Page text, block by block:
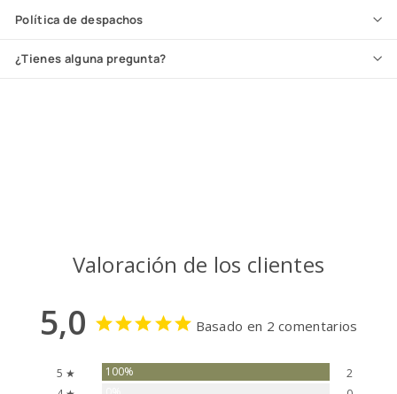
Política de despachos
¿Tienes alguna pregunta?
Valoración de los clientes
5,0 Basado en 2 comentarios
5 ★ 100%
2